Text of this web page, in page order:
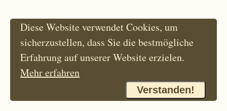
Diese Website verwendet Cookies, um
sicherzustellen, dass Sie die bestmögliche
Erfahrung auf unserer Website erzielen.
Mehr erfahren
Verstanden!